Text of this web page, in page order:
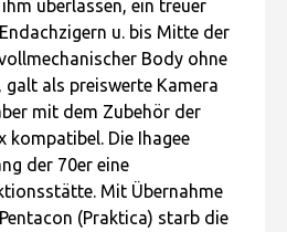
überlassen, ein treuer
u. bis Mitte der
Body ohne
galt als preiswerte Kamera
mit dem Zubehör der
kompatibel. Die Ihagee
der 70er eine
Mit Übernahme
(Praktica) starb die